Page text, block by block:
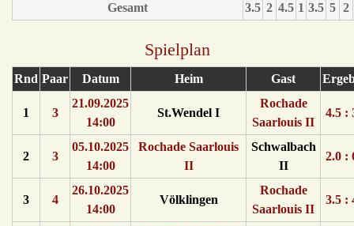
Gesamt
3.5 2 4.5 1 3.5 5 2
Spielplan
Rnd Paar Datum Heim Gast
1 3
21.09.2025
14:00
St.Wendel I
Rochade
Saarlouis II
4.5 :
2 3
05.10.2025
14:00
Rochade Saarlouis
II
Schwalbach
II
2.0 :
3 4
26.10.2025
14:00
Völklingen
Rochade
Saarlouis II
3.5 :